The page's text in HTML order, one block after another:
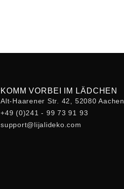
KOMM VORBEI IM LÄDCHEN
Alt-Haarener Str. 42, 52080 Aachen
+49 (0)241 - 99 73 91 93
support@lijalideko.com